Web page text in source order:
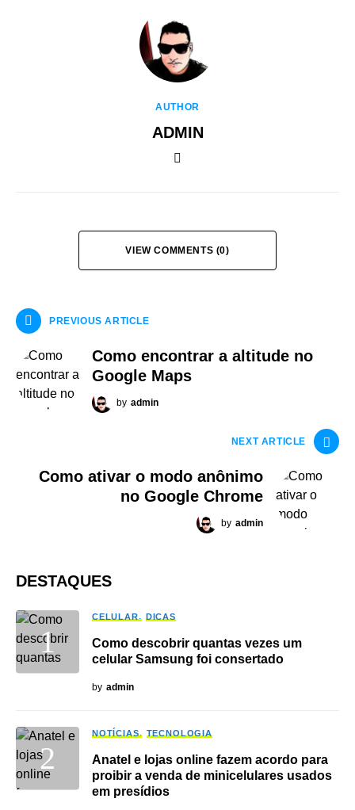
AUTHOR
ADMIN
VIEW COMMENTS (0)
PREVIOUS ARTICLE
Como encontrar a altitude no
Google Maps
by admin
NEXT ARTICLE
Como ativar o modo anônimo
no Google Chrome
by admin
DESTAQUES
CELULAR DICAS
Como descobrir quantas vezes um
celular Samsung foi consertado
by admin
NOTÍCIAS TECNOLOGIA
Anatel e lojas online fazem acordo para
proibir a venda de minicelulares usados
em presídios